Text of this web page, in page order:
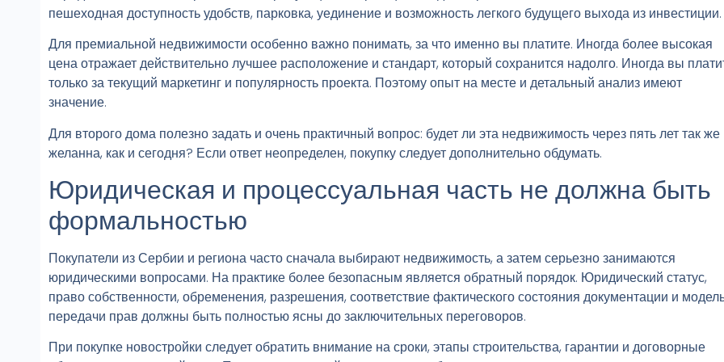
пешеходная доступность удобств, парковка, уединение и возможность легкого будущего выхода из инвестиции.
Для премиальной недвижимости особенно важно понимать, за что именно вы платите. Иногда более высокая
цена отражает действительно лучшее расположение и стандарт, который сохранится надолго. Иногда вы
только за текущий маркетинг и популярность проекта. Поэтому опыт на месте и детальный анализ имеют
значение.
Для второго дома полезно задать и очень практичный вопрос: будет ли эта недвижимость через пять лет так же
желанна, как и сегодня? Если ответ неопределен, покупку следует дополнительно обдумать.
Юридическая и процессуальная часть не должна быть
формальностью
Покупатели из Сербии и региона часто сначала выбирают недвижимость, а затем серьезно занимаются
юридическими вопросами. На практике более безопасным является обратный порядок. Юридический статус,
право собственности, обременения, разрешения, соответствие фактического состояния документации и
передачи прав должны быть полностью ясны до заключительных переговоров.
При покупке новостройки следует обратить внимание на сроки, этапы строительства, гарантии и договорные